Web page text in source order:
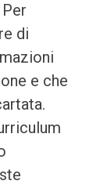
di
e che